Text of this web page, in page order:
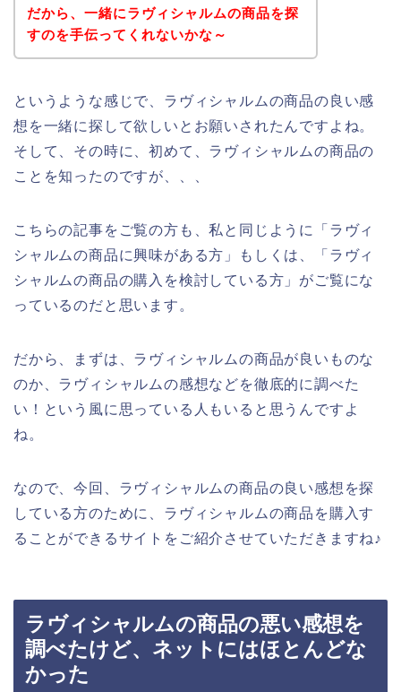
だから、一緒にラヴィシャルムの商品を探
すのを手伝ってくれないかな～
というような感じで、ラヴィシャルムの商品の良い感
想を一緒に探して欲しいとお願いされたんですよね。
そして、その時に、初めて、ラヴィシャルムの商品の
ことを知ったのですが、、、
こちらの記事をご覧の方も、私と同じように「ラヴィ
シャルムの商品に興味がある方」もしくは、「ラヴィ
シャルムの商品の購入を検討している方」がご覧にな
っているのだと思います。
だから、まずは、ラヴィシャルムの商品が良いものな
のか、ラヴィシャルムの感想などを徹底的に調べた
い！という風に思っている人もいると思うんですよ
ね。
なので、今回、ラヴィシャルムの商品の良い感想を探
している方のために、ラヴィシャルムの商品を購入す
ることができるサイトをご紹介させていただきますね♪
ラヴィシャルムの商品の悪い感想を
調べたけど、ネットにはほとんどな
かった